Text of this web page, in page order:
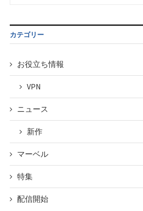
カテゴリー
お役立ち情報
VPN
ニュース
新作
マーベル
特集
配信開始